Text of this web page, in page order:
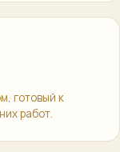
готовый к
работ.